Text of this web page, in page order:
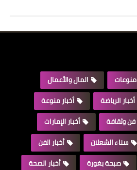
منوعات
المال والأعمال
أخبار الرياضة
أخبار منوعة
فن وثقافة
أخبار الإمارات
سناء الشعلان
أخبار الفن
صبحة بغورة
أخبار الصحة